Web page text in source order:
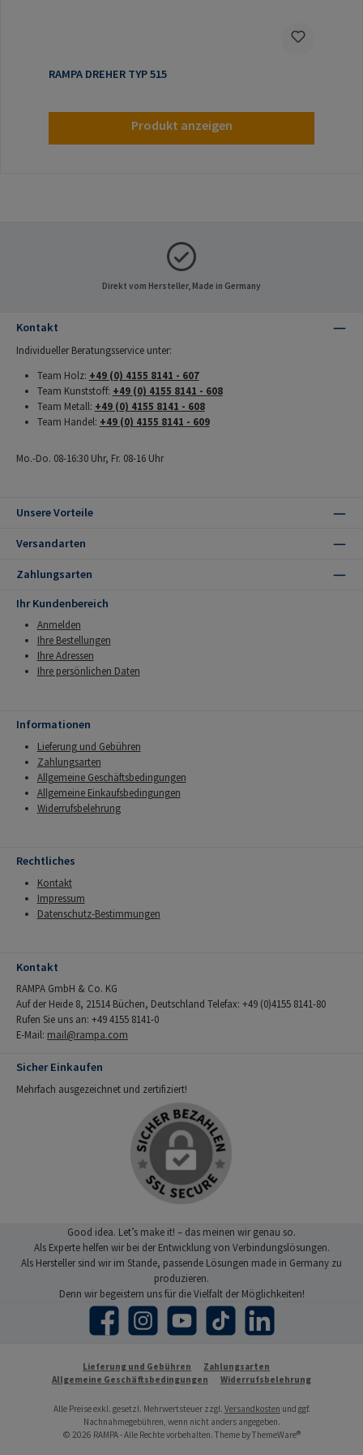
RAMPA DREHER TYP 515
Produkt anzeigen
Direkt vom Hersteller, Made in Germany
Kontakt
Individueller Beratungsservice unter:
Team Holz: +49 (0) 4155 8141 - 607
Team Kunststoff: +49 (0) 4155 8141 - 608
Team Metall: +49 (0) 4155 8141 - 608
Team Handel: +49 (0) 4155 8141 - 609
Mo.-Do. 08-16:30 Uhr, Fr. 08-16 Uhr
Unsere Vorteile
Versandarten
Zahlungsarten
Ihr Kundenbereich
Anmelden
Ihre Bestellungen
Ihre Adressen
Ihre persönlichen Daten
Informationen
Lieferung und Gebühren
Zahlungsarten
Allgemeine Geschäftsbedingungen
Allgemeine Einkaufsbedingungen
Widerrufsbelehrung
Rechtliches
Kontakt
Impressum
Datenschutz-Bestimmungen
Kontakt
RAMPA GmbH & Co. KG
Auf der Heide 8, 21514 Büchen, Deutschland Telefax: +49 (0)4155 8141-80
Rufen Sie uns an: +49 4155 8141-0
E-Mail: mail@rampa.com
Sicher Einkaufen
Mehrfach ausgezeichnet und zertifiziert!
Good idea. Let’s make it! – das meinen wir genau so.
Als Experte helfen wir bei der Entwicklung von Verbindungslösungen.
Als Hersteller sind wir im Stande, passende Lösungen made in Germany zu
produzieren.
Denn wir begeistern uns für die Vielfalt der Möglichkeiten!
Facebook Instagram YouTube TikTok LinkedIn
Lieferung und Gebühren
Zahlungsarten
Allgemeine Geschäftsbedingungen
Widerrufsbelehrung
Alle Preise exkl. gesetzl. Mehrwertsteuer zzgl. Versandkosten und ggf.
Nachnahmegebühren, wenn nicht anders angegeben.
© 2026 RAMPA - Alle Rechte vorbehalten. Theme byThemeWare®